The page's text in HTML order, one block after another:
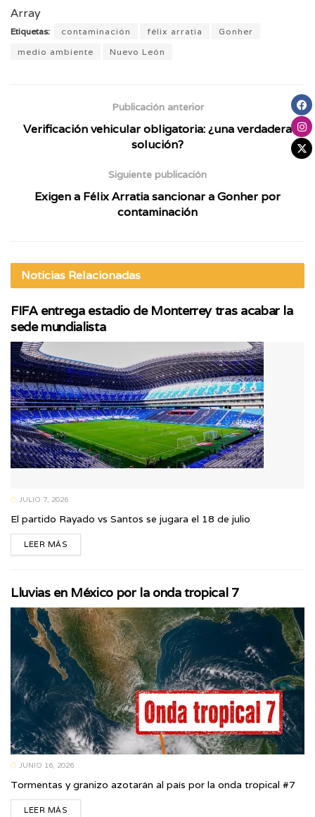
Array
Etiquetas: contaminación félix arratia
Gonher
medio ambiente
Nuevo León
Publicación anterior
Verificación vehicular obligatoria: ¿una verdadera
solución?
Siguiente publicación
Exigen a Félix Arratia sancionar a Gonher por
contaminación
Noticias Relacionadas
FIFA entrega estadio de Monterrey tras acabar la
sede mundialista
JULIO 7, 2026
El partido Rayado vs Santos se jugara el 18 de julio
LEER MÁS
Lluvias en México por la onda tropical 7
JUNIO 16, 2026
Tormentas y granizo azotarán al país por la onda tropical #7
LEER MÁS